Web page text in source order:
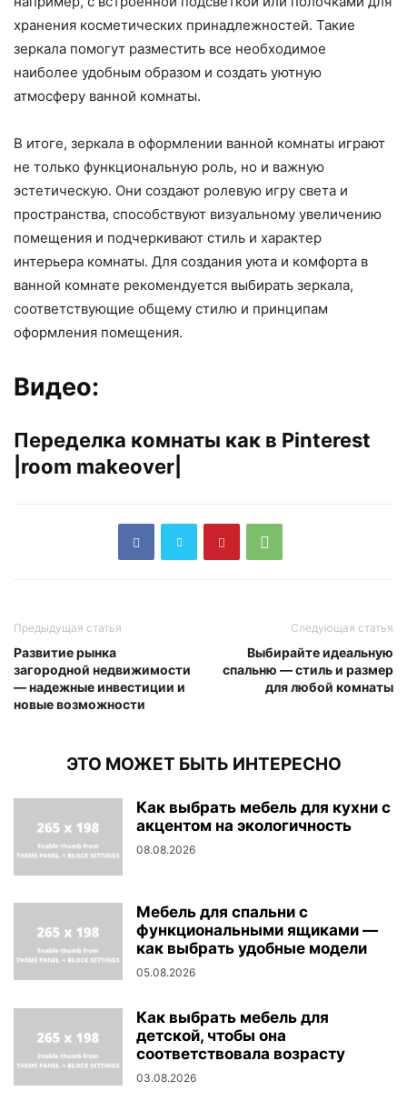
хранения косметических принадлежностей. Такие
зеркала помогут разместить все необходимое
наиболее удобным образом и создать уютную
атмосферу ванной комнаты.
В итоге, зеркала в оформлении ванной комнаты играют
не только функциональную роль, но и важную
эстетическую. Они создают ролевую игру света и
пространства, способствуют визуальному увеличению
помещения и подчеркивают стиль и характер
интерьера комнаты. Для создания уюта и комфорта в
ванной комнате рекомендуется выбирать зеркала,
соответствующие общему стилю и принципам
оформления помещения.
Видео:
Переделка комнаты как в Pinterest
|room makeover|
Предыдущая статья
Развитие рынка
загородной недвижимости
— надежные инвестиции и
новые возможности
Следующая статья
Выбирайте идеальную
спальню — стиль и размер
для любой комнаты
ЭТО МОЖЕТ БЫТЬ ИНТЕРЕСНО
Как выбрать мебель для кухни с
акцентом на экологичность
08.08.2026
Мебель для спальни с
функциональными ящиками —
как выбрать удобные модели
05.08.2026
Как выбрать мебель для
детской, чтобы она
соответствовала возрасту
03.08.2026